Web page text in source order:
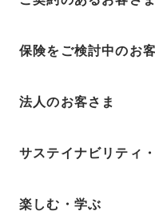
保険をご検討中のお
法人のお客さま
サステイナビリティ
楽しむ・学ぶ